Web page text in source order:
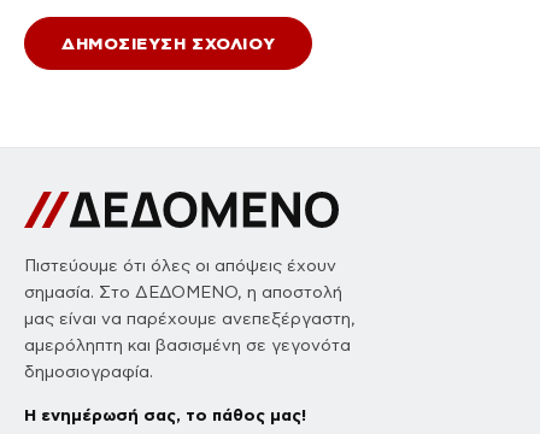
Πιστεύουμε ότι όλες οι απόψεις έχουν
σημασία. Στο ΔΕΔΟΜΕΝΟ, η αποστολή
μας είναι να παρέχουμε ανεπεξέργαστη,
αμερόληπτη και βασισμένη σε γεγονότα
δημοσιογραφία.
Η ενημέρωσή σας, το πάθος μας!